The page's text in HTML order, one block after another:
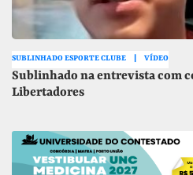
SUBLINHADO ESPORTE CLUBE VÍDEO
Sublinhado na entrevista com
Libertadores